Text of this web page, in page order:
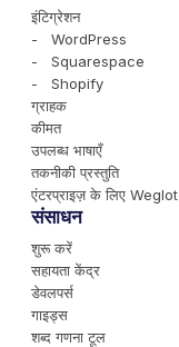
इंटिग्रेशन
- WordPress
- Squarespace
- Shopify
ग्राहक
कीमत
उपलब्ध भाषाएँ
तकनीकी प्रस्तुति
एंटरप्राइज़ के लिए Weglot
संसाधन
शुरू करें
सहायता केंद्र
डेवलपर्स
गाइड्स
शब्द गणना टूल